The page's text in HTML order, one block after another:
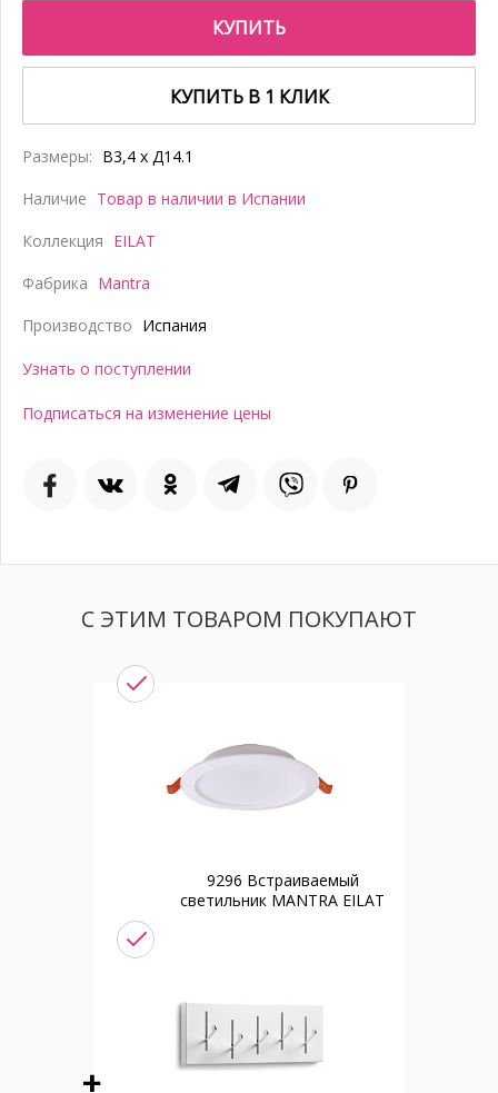
КУПИТЬ
КУПИТЬ В 1 КЛИК
Размеры: В3,4 x Д14.1
Наличие Товар в наличии в Испании
Коллекция EILAT
Фабрика Mantra
Производство Испания
Узнать о поступлении
Подписаться на изменение цены
С ЭТИМ ТОВАРОМ ПОКУПАЮТ
9296 Встраиваемый
светильник MANTRA EILAT